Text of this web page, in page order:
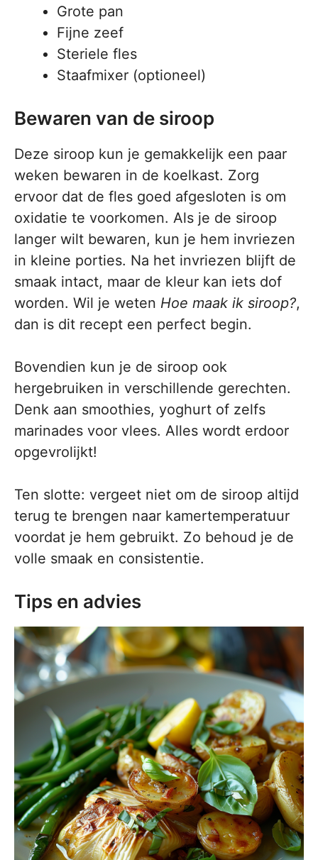
Grote pan
Fijne zeef
Steriele fles
Staafmixer (optioneel)
Bewaren van de siroop
Deze siroop kun je gemakkelijk een paar
weken bewaren in de koelkast. Zorg
ervoor dat de fles goed afgesloten is om
oxidatie te voorkomen. Als je de siroop
langer wilt bewaren, kun je hem invriezen
in kleine porties. Na het invriezen blijft de
smaak intact, maar de kleur kan iets dof
worden. Wil je weten Hoe maak ik siroop?,
dan is dit recept een perfect begin.
Bovendien kun je de siroop ook
hergebruiken in verschillende gerechten.
Denk aan smoothies, yoghurt of zelfs
marinades voor vlees. Alles wordt erdoor
opgevrolijkt!
Ten slotte: vergeet niet om de siroop altijd
terug te brengen naar kamertemperatuur
voordat je hem gebruikt. Zo behoud je de
volle smaak en consistentie.
Tips en advies